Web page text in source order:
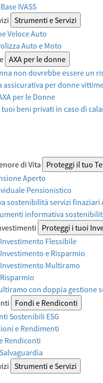
IVASS
Strumenti e Servizi
Veloce Auto
Auto e Moto
AXA per le donne
non dovrebbe essere un
assicurativa per donne
per le Donne
beni privati in caso di
di Vita
Proteggi il tuo
Aperto
Pensionistico
sostenibilità servizi finaziari
informativa
Proteggi i tuoi
Flessibile
e Risparmio
Multiramo
con doppia gestione
Fondi e Rendiconti
Sostenibili ESG
e Rendimenti
Rendiconti
Strumenti e Servizi